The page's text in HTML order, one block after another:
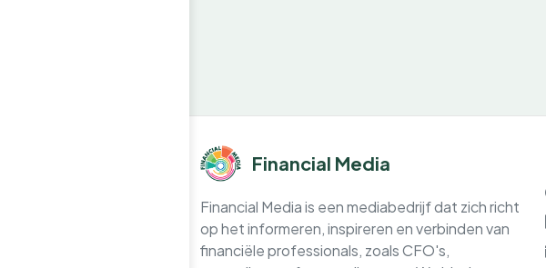
Financial Media
Financial Media is een mediabedrijf dat zich richt
op het informeren, inspireren en verbinden van
financiële professionals, zoals CFO's,